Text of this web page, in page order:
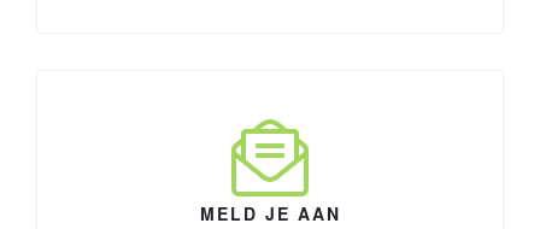
MELD JE AAN